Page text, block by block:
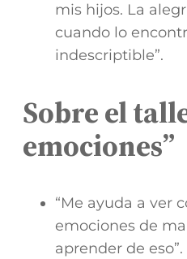
mis hijos. La
cuando lo
indescriptible”.
Sobre el
emociones”
“Me ayuda a ver
emociones de
aprender de eso”.